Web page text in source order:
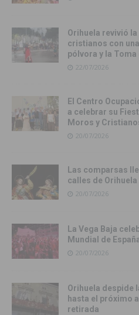
Orihuela revivió
cristianos con
pólvora y la
22/07/2026
El Centro
a celebrar su
Moros y
20/07/2026
Las comparsas
calles de
20/07/2026
La Vega Baja
Mundial de
20/07/2026
Orihuela despide
hasta el próximo
retirada